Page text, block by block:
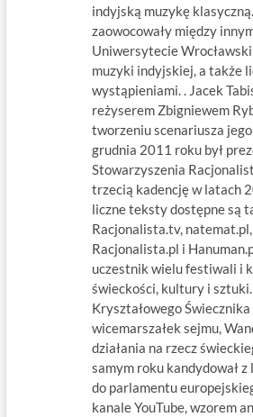
indyjską muzykę
zaowocowały między
Uniwersytecie
muzyki indyjskiej, a także
wystąpieniami. . Jacek
reżyserem Zbigniewem
tworzeniu scenariusza
grudnia 2011 roku był
Stowarzyszenia
trzecią kadencję w latach
liczne teksty dostępne są
Racjonalista.tv,
Racjonalista.pl i
uczestnik wielu festiwali i
świeckości, kultury i
Kryształowego
wicemarszałek sejmu,
działania na rzecz
samym roku kandydował
do parlamentu
kanale YouTube, wzorem